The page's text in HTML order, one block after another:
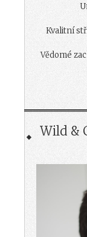
Kvalitní
Vědomé
Wild &